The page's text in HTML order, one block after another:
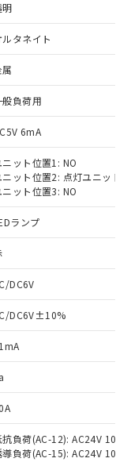
明
ルタネイト
般負荷用
6mA
ニット位置1: NO
ニット位置2: 点灯ユニット
ニット位置3: NO
ランプ
DC6V
DC6V±10%
抗負荷(AC-12): AC24V 10A/
導負荷(AC-15): AC24V
意のうえ
器事業取扱
準価格
もので
の中には、
物質）の
能な商品で
質）の非含
定のある
物質）の
を出す予
物質）の
は確認中の
物で、有
。
品として
国RoHSの
。
国RoHSの